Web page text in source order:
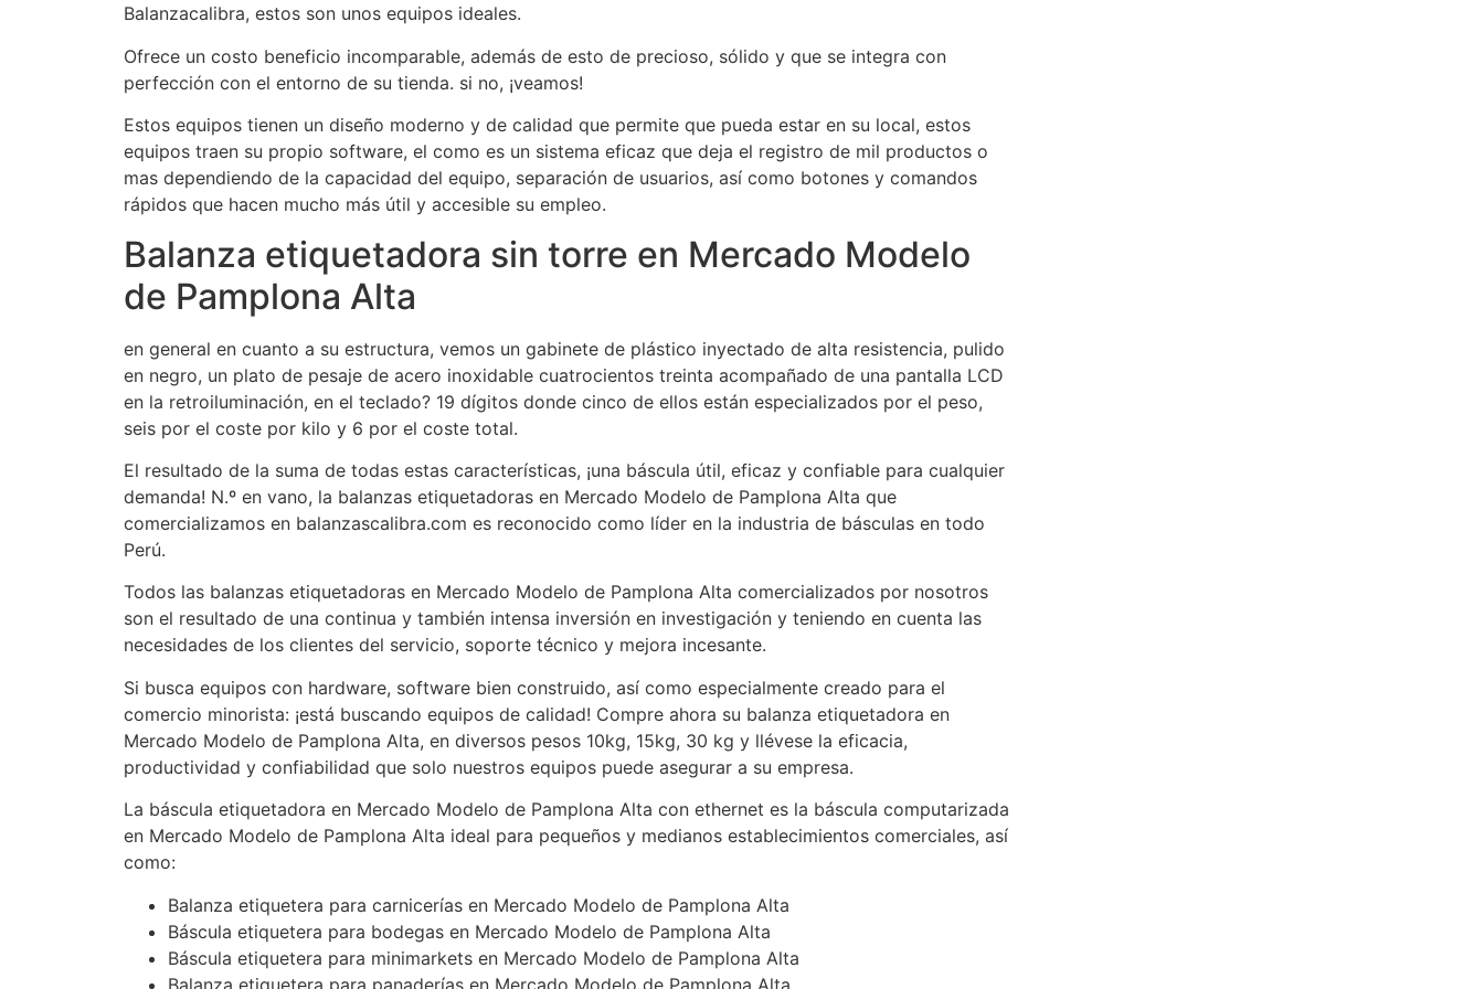
Balanzacalibra, estos son unos equipos ideales.
Ofrece un costo beneficio incomparable, además de esto de precioso, sólido y que se integra con
perfección con el entorno de su tienda. si no, ¡veamos!
Estos equipos tienen un diseño moderno y de calidad que permite que pueda estar en su local, estos
equipos traen su propio software, el como es un sistema eficaz que deja el registro de mil productos o
mas dependiendo de la capacidad del equipo, separación de usuarios, así como botones y comandos
rápidos que hacen mucho más útil y accesible su empleo.
Balanza etiquetadora sin torre en Mercado Modelo
de Pamplona Alta
en general en cuanto a su estructura, vemos un gabinete de plástico inyectado de alta resistencia, pulido
en negro, un plato de pesaje de acero inoxidable cuatrocientos treinta acompañado de una pantalla LCD
en la retroiluminación, en el teclado? 19 dígitos donde cinco de ellos están especializados por el peso,
seis por el coste por kilo y 6 por el coste total.
El resultado de la suma de todas estas características, ¡una báscula útil, eficaz y confiable para cualquier
demanda! N.º en vano, la balanzas etiquetadoras en Mercado Modelo de Pamplona Alta que
comercializamos en balanzascalibra.com es reconocido como líder en la industria de básculas en todo
Perú.
Todos las balanzas etiquetadoras en Mercado Modelo de Pamplona Alta comercializados por nosotros
son el resultado de una continua y también intensa inversión en investigación y teniendo en cuenta las
necesidades de los clientes del servicio, soporte técnico y mejora incesante.
Si busca equipos con hardware, software bien construido, así como especialmente creado para el
comercio minorista: ¡está buscando equipos de calidad! Compre ahora su balanza etiquetadora en
Mercado Modelo de Pamplona Alta, en diversos pesos 10kg, 15kg, 30 kg y llévese la eficacia,
productividad y confiabilidad que solo nuestros equipos puede asegurar a su empresa.
La báscula etiquetadora en Mercado Modelo de Pamplona Alta con ethernet es la báscula computarizada
en Mercado Modelo de Pamplona Alta ideal para pequeños y medianos establecimientos comerciales, así
como:
Balanza etiquetera para carnicerías en Mercado Modelo de Pamplona Alta
Báscula etiquetera para bodegas en Mercado Modelo de Pamplona Alta
Báscula etiquetera para minimarkets en Mercado Modelo de Pamplona Alta
Balanza etiquetera para panaderías en Mercado Modelo de Pamplona Alta